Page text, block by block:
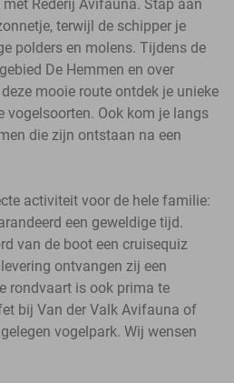
Rederij Avifauna. Stap aan
terwijl de schipper je
polders en molens. Tijdens de
De Hemmen en over
mooie route ontdek je unieke
vogelsoorten. Ook kom je langs
die zijn ontstaan na een
activiteit voor de hele familie:
een geweldige tijd.
van de boot een cruisequiz
ontvangen zij een
rondvaart is ook prima te
bij Van der Valk Avifauna of
vogelpark. Wij wensen